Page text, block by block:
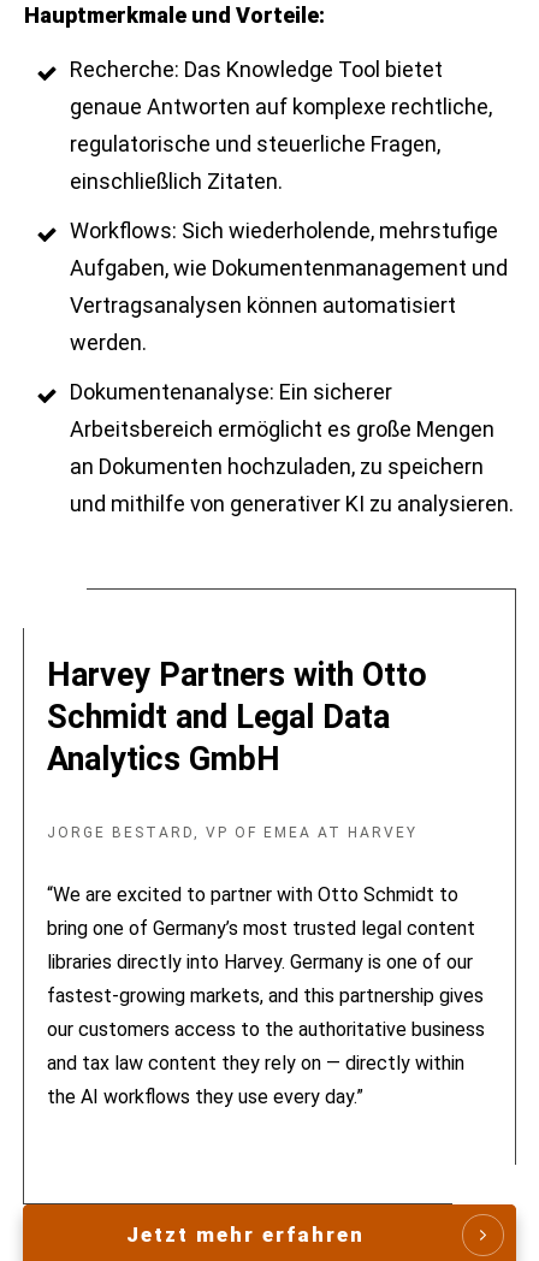
Hauptmerkmale und Vorteile:
Recherche: Das Knowledge Tool bietet
genaue Antworten auf komplexe rechtliche,
regulatorische und steuerliche Fragen,
einschließlich Zitaten.
Workflows: Sich wiederholende, mehrstufige
Aufgaben, wie Dokumentenmanagement und
Vertragsanalysen können automatisiert
werden.
Dokumentenanalyse: Ein sicherer
Arbeitsbereich ermöglicht es große Mengen
an Dokumenten hochzuladen, zu speichern
und mithilfe von generativer KI zu analysieren.
Harvey Partners with Otto
Schmidt and Legal Data
Analytics GmbH
JORGE BESTARD, VP OF EMEA AT HARVEY
“We are excited to partner with Otto Schmidt to
bring one of Germany’s most trusted legal content
libraries directly into Harvey. Germany is one of our
fastest-growing markets, and this partnership gives
our customers access to the authoritative business
and tax law content they rely on — directly within
the AI workflows they use every day.”
Jetzt mehr erfahren